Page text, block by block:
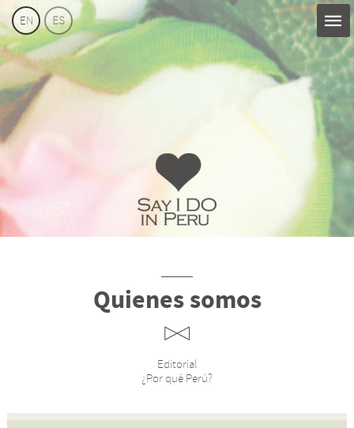
Say
EN ES
Quienes somos
Editorial
¿Por qué Perú?